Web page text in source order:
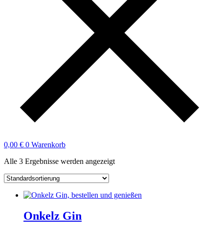
0,00 € 0 Warenkorb
Alle 3 Ergebnisse werden angezeigt
Onkelz Gin